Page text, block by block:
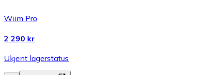
Wiim Pro
2 290 kr
Ukjent lagerstatus